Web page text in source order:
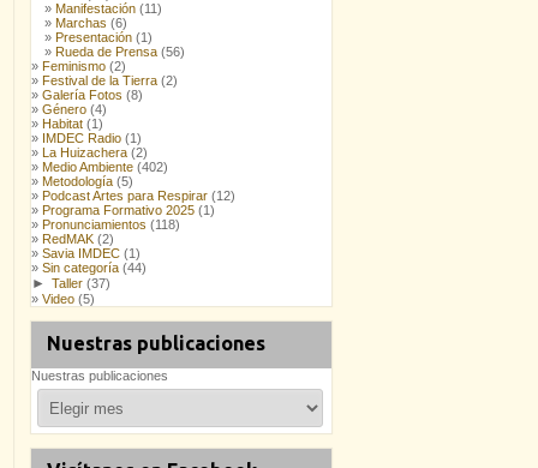
Manifestación (11)
Marchas (6)
Presentación (1)
Rueda de Prensa (56)
Feminismo (2)
Festival de la Tierra (2)
Galería Fotos (8)
Género (4)
Habitat (1)
IMDEC Radio (1)
La Huizachera (2)
Medio Ambiente (402)
Metodología (5)
Podcast Artes para Respirar (12)
Programa Formativo 2025 (1)
Pronunciamientos (118)
RedMAK (2)
Savia IMDEC (1)
Sin categoría (44)
► Taller (37)
Video (5)
Nuestras publicaciones
Nuestras publicaciones